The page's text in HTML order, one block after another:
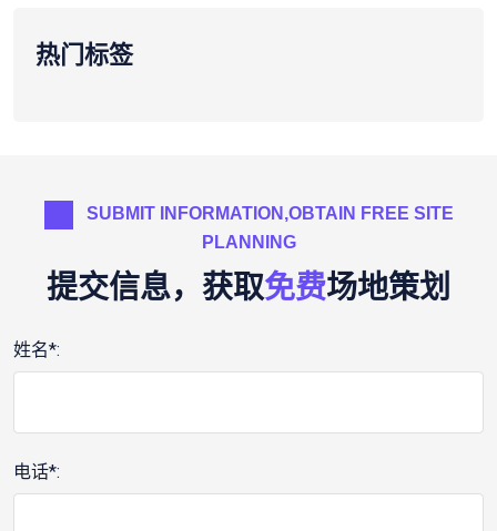
热门标签
SUBMIT INFORMATION,OBTAIN FREE SITE
PLANNING
提交信息，获取免费场地策划
姓名*:
电话*: